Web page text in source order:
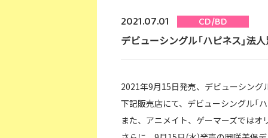
2021.07.01 CD/BD
デビューシングル「ハピネス」法
2021年9月15日発売、デビューシング
下記販売店にて、デビューシングル「
また、アニメイト、ゲーマーズではオ